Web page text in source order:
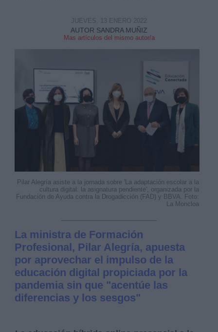
AUTOR SANDRA MUÑIZ
Mas artículos del mismo autor/a
JUEVES, 13 ENERO 2022
Pilar Alegría asiste a la jornada sobre 'La adaptación escolar a la
cultura digital: la asignatura pendiente', organizada por la
Fundación de Ayuda contra la Drogadicción (FAD) y BBVA. Foto:
La Moncloa
La ministra de Formación
Profesional, Pilar Alegría, apuesta
por aprovechar el impulso de la
educación digital propiciada por la
pandemia sin que "acentúe las
diferencias y los sesgos"